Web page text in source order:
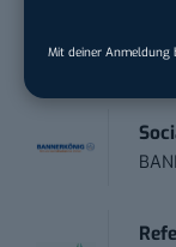
Mit deiner Anmeldung